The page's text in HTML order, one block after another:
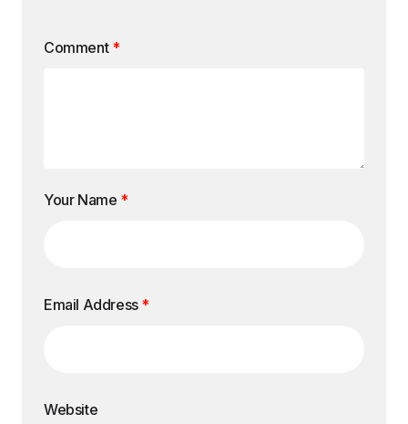
Comment *
Your Name *
Email Address *
Website